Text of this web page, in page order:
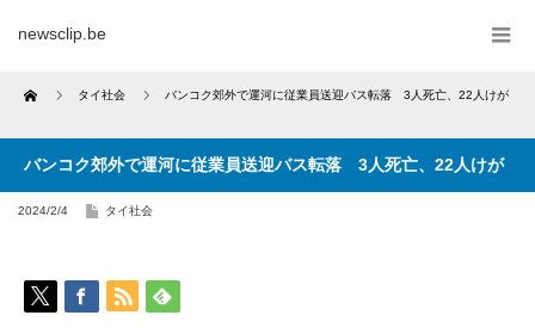
newsclip.be
Home タイ社会 バンコク郊外で運河に従業員送迎バス転落 3人死亡、22人けが
バンコク郊外で運河に従業員送迎バス転落 3人死亡、22人けが
2024/2/4 タイ社会